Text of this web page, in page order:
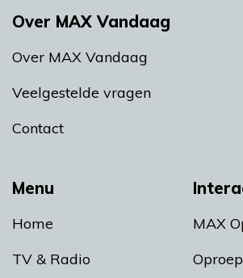
Menu
Home
TV & Radio
MAX
Over MAX Vandaag
Over MAX Vandaag
Veelgestelde vragen
Contact